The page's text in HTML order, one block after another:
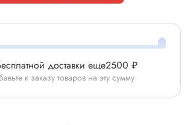
доставки еще2500 ₽
к заказу товаров на эту сумму